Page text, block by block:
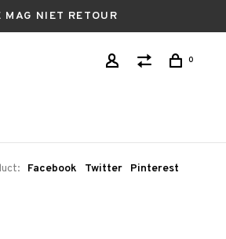
NIET RETOUR
0
Facebook Twitter Pinterest